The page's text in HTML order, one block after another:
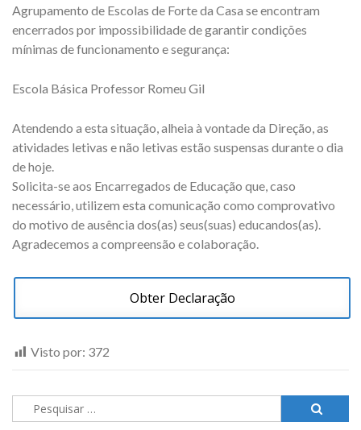
Agrupamento de Escolas de Forte da Casa se encontram
encerrados por impossibilidade de garantir condições
mínimas de funcionamento e segurança:
Escola Básica Professor Romeu Gil
Atendendo a esta situação, alheia à vontade da Direção, as
atividades letivas e não letivas estão suspensas durante o dia
de hoje.
Solicita-se aos Encarregados de Educação que, caso
necessário, utilizem esta comunicação como comprovativo
do motivo de ausência dos(as) seus(suas) educandos(as).
Agradecemos a compreensão e colaboração.
Obter Declaração
Visto por: 372
Pesquisar
por: